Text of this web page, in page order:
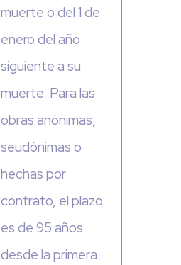
muerte o del 1 de
enero del año
siguiente a su
muerte. Para las
obras anónimas,
seudónimas o
hechas por
contrato, el plazo
es de 95 años
desde la primera